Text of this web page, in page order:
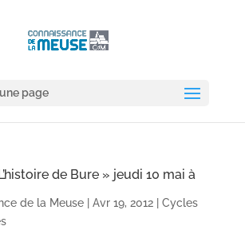
page
de Bure » jeudi 10 mai à
de la Meuse| Avr 19, 2012| Cycles